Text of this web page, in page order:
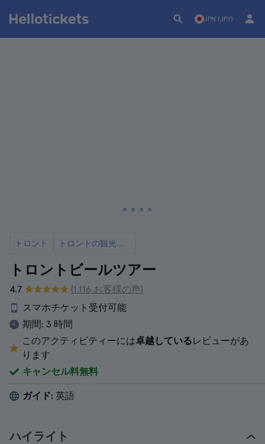
JPN (JPY)
トロント トロントの観光ツアー10選
トロントビールツアー
4.7
(1.116 お客様の声)
スマホチケット受付可能
期間: 3 時間
このアクティビティーには卓越しているレビューがあ
ります
キャンセル料無料
ガイド: 英語
ハイライト